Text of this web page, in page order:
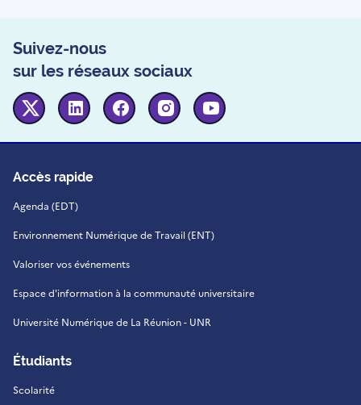
Suivez-nous
sur les réseaux sociaux
Twitter Linkedin FacebookInstagram
Accès rapide
Agenda (EDT)
Environnement Numérique de Travail (ENT)
Valoriser vos événements
Espace d'information à la communauté universitaire
Université Numérique de La Réunion - UNR
Étudiants
Scolarité